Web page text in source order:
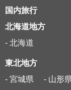
国内旅行
北海道地方
- 北海道
東北地方
- 宮城県
- 山形